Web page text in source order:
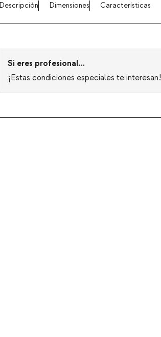
Descripción Dimensiones Características
Si eres profesional...
¡Estas condiciones especiales te interesan!